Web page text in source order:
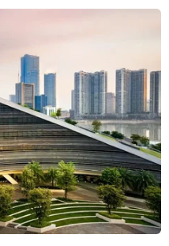
(TTXVN/Vietnam+)